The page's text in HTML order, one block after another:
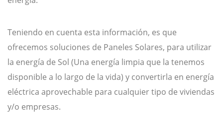
Teniendo en cuenta esta información, es que
ofrecemos soluciones de Paneles Solares, para utilizar
la energía de Sol (Una energía limpia que la tenemos
disponible a lo largo de la vida) y convertirla en energía
eléctrica aprovechable para cualquier tipo de viviendas
y/o empresas.